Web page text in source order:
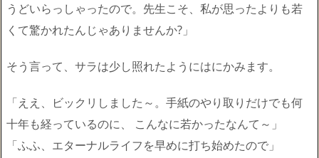
うどいらっしゃったので。先生こそ、私が思ったよりも若
くて驚かれたんじゃありませんか?」
そう言って、サラは少し照れたようにはにかみます。
「ええ、ビックリしました～。手紙のやり取りだけでも何
十年も経っているのに、 こんなに若かったなんて～」
「ふふ、エターナルライフを早めに打ち始めたので」